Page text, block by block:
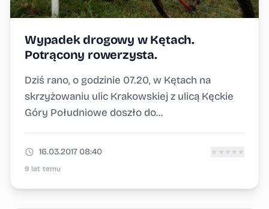
Wypadek drogowy w Kętach.
Potrącony rowerzysta.
Dziś rano, o godzinie 07.20, w Kętach na
skrzyżowaniu ulic Krakowskiej z ulicą Kęckie
Góry Południowe doszło do...
16.03.2017 08:40 ★ ★ ★ ★ ★
9 lat temu